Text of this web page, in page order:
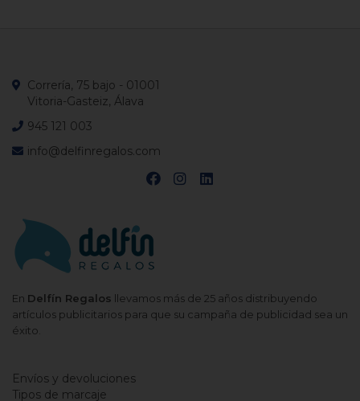
En Delfín Regalos llevamos más de 25 años distribuyendo
artículos publicitarios para que su campaña de publicidad sea un
éxito.
Correría, 75 bajo - 01001
Vitoria-Gasteiz, Álava
945 121 003
info@delfinregalos.com
Envíos y devoluciones
Tipos de marcaje